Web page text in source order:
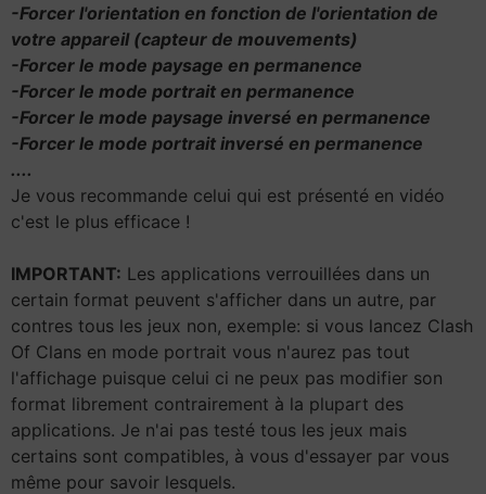
-Forcer l'orientation en fonction de l'orientation de
votre appareil (capteur de mouvements)
-Forcer le mode paysage en permanence
-Forcer le mode portrait en permanence
-Forcer le mode paysage inversé en permanence
-Forcer le mode portrait inversé en permanence
....
Je vous recommande celui qui est présenté en vidéo
c'est le plus efficace !
IMPORTANT: Les applications verrouillées dans un
certain format peuvent s'afficher dans un autre, par
contres tous les jeux non, exemple: si vous lancez Clash
Of Clans en mode portrait vous n'aurez pas tout
l'affichage puisque celui ci ne peux pas modifier son
format librement contrairement à la plupart des
applications. Je n'ai pas testé tous les jeux mais
certains sont compatibles, à vous d'essayer par vous
même pour savoir lesquels.